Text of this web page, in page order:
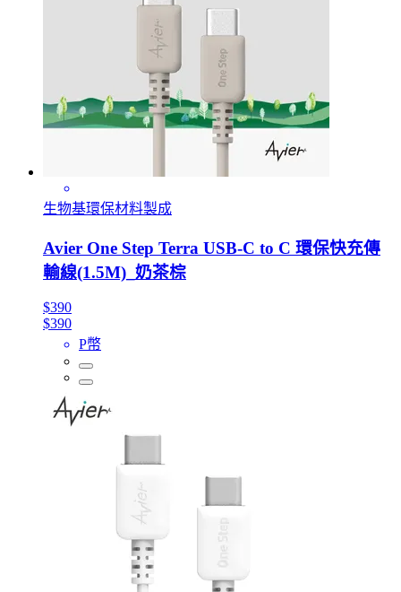
生物基環保材料製成
Avier One Step Terra USB-C to C 環保快充傳
輸線(1.5M)_奶茶棕
$390
$390
P幣